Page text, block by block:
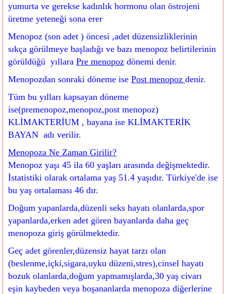
yumurta ve gerekse kadınlık hormonu olan östrojeni
üretme yeteneği sona erer
Menopoz (son adet ) öncesi ,adet düzensizliklerinin
sıkça görülmeye başladığı ve bazı menopoz belirtilerinin
görüldüğü yıllara Pre menopoz dönemi denir.
Menopozdan sonraki döneme ise Post menopoz denir.
Tüm bu yılları kapsayan döneme
ise(premenopoz,menopoz,post menopoz)
KLİMAKTERİUM , bayana ise KLİMAKTERİK
BAYAN adı verilir.
Menopoza Ne Zaman Girilir?
Menopoz yaşı 45 ila 60 yaşları arasında değişmektedir.
İstatistiki olarak ortalama yaş 51.4 yaşıdır. Türkiye'de ise
bu yaş ortalaması 46 dır.
Doğum yapanlarda,düzenli seks hayatı olanlarda,spor
yapanlarda,erken adet gören bayanlarda daha geç
menopoza giriş görülmektedir.
Geç adet görenler,düzensiz hayat tarzı olan
(beslenme,içki,sigara,uyku düzeni,stres),cinsel hayatı
bozuk olanlarda,doğum yapmamışlarda,30 yaş civarı
eşin kaybeden veya boşananlarda menopoza diğerlerine